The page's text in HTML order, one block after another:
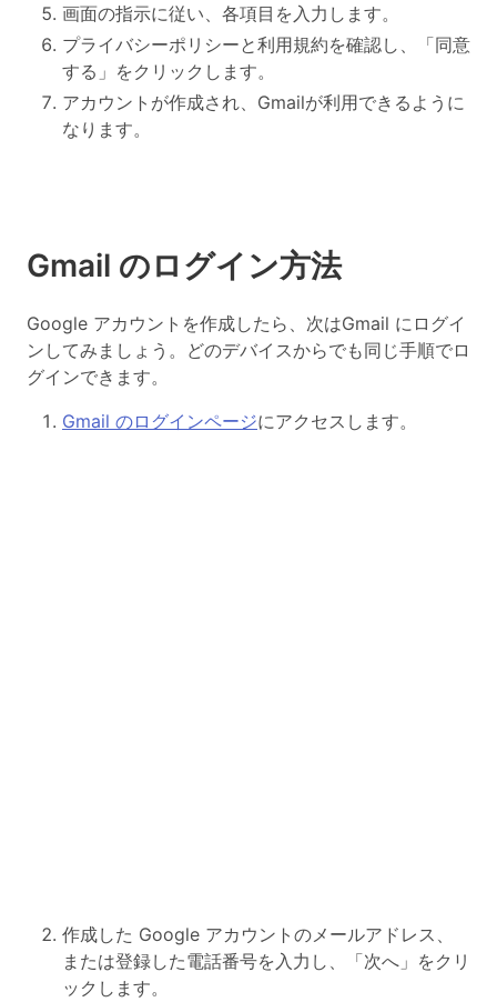
画面の指示に従い、各項目を入力します。
プライバシーポリシーと利用規約を確認し、「同意
する」をクリックします。
アカウントが作成され、Gmailが利用できるように
なります。
Gmail のログイン方法
Google アカウントを作成したら、次はGmail にログイ
ンしてみましょう。どのデバイスからでも同じ手順でロ
グインできます。
Gmail のログインページにアクセスします。
作成した Google アカウントのメールアドレス、
または登録した電話番号を入力し、「次へ」をクリ
ックします。